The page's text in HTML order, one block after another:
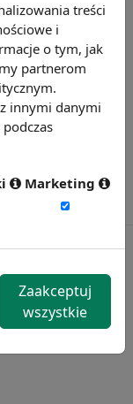
treści
i
o tym, jak
partnerom
innymi danymi
Marketing
Zaakceptuj
wszystkie